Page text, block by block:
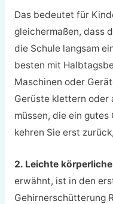
Das bedeutet für
gleichermaßen, dass
die Schule langsam
besten mit
Maschinen oder
Gerüste klettern oder
müssen, die ein
kehren Sie erst
2. Leichte
erwähnt, ist in den
Gehirnerschütterung